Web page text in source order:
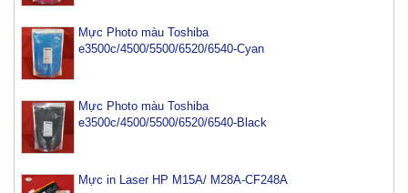
Mực Photo màu Toshiba
e3500c/4500/5500/6520/6540-Cyan
Mực Photo màu Toshiba
e3500c/4500/5500/6520/6540-Black
Mực in Laser HP M15A/ M28A-CF248A
Tham Khảo